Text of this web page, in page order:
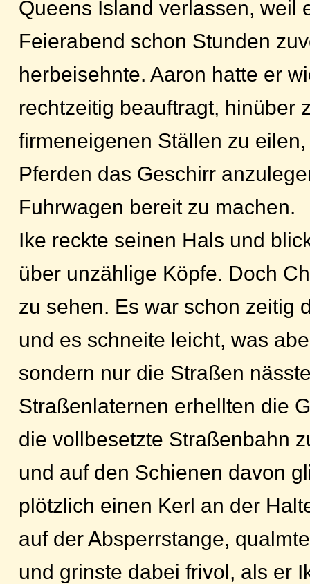
Queens Island verlassen, weil
Feierabend schon Stunden
herbeisehnte. Aaron hatte er
rechtzeitig beauftragt, hinüber
firmeneigenen Ställen zu
Pferden das Geschirr
Fuhrwagen bereit zu machen.
Ike reckte seinen Hals und
über unzählige Köpfe. Doch
zu sehen. Es war schon zeitig
und es schneite leicht, was
sondern nur die Straßen
Straßenlaternen erhellten die
die vollbesetzte Straßenbahn
und auf den Schienen davon
plötzlich einen Kerl an der
auf der Absperrstange,
und grinste dabei frivol, als er